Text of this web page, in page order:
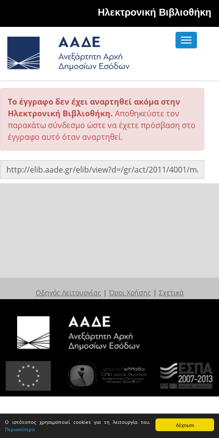
Δέχομαι
Ο ιστότοπος χρησιμοποιεί cookies για τη λειτουργία του.
Περισσότερα
Hλεκτρονική Βιβλιοθήκη
Toggle
Το έγγραφο δεν έχει αναρτηθεί ακόμα στην
Ηλεκτρονική Βιβλιοθήκη. Αποθηκεύστε τον
παρακάτω σύνδεσμο ώστε να έχετε πρόσβαση στο
έγγραφο αυτό όταν αναρτηθεί.
Οδηγός Λειτουργίας | Όροι Χρήσης | Σχετικά